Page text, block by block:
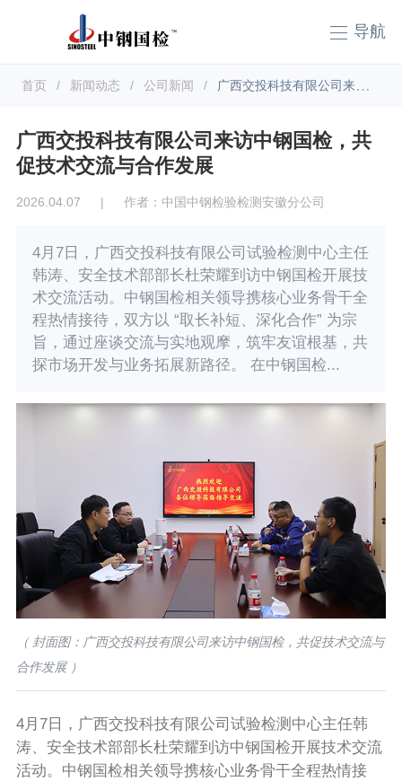
导航
首页 / 新闻动态 / 公司新闻 / 广西交投科技有限公司来访中钢国检，共促技术交流与合作发展
广西交投科技有限公司来访中钢国检，共
促技术交流与合作发展
2026.04.07 | 作者：中国中钢检验检测安徽分公司
4月7日，广西交投科技有限公司试验检测中心主任
韩涛、安全技术部部长杜荣耀到访中钢国检开展技
术交流活动。中钢国检相关领导携核心业务骨干全
程热情接待，双方以 “取长补短、深化合作” 为宗
旨，通过座谈交流与实地观摩，筑牢友谊根基，共
探市场开发与业务拓展新路径。 在中钢国检...
（ 封面图：广西交投科技有限公司来访中钢国检，共促技术交流与
合作发展 ）
4月7日，广西交投科技有限公司试验检测中心主任韩
涛、安全技术部部长杜荣耀到访中钢国检开展技术交流
活动。中钢国检相关领导携核心业务骨干全程热情接